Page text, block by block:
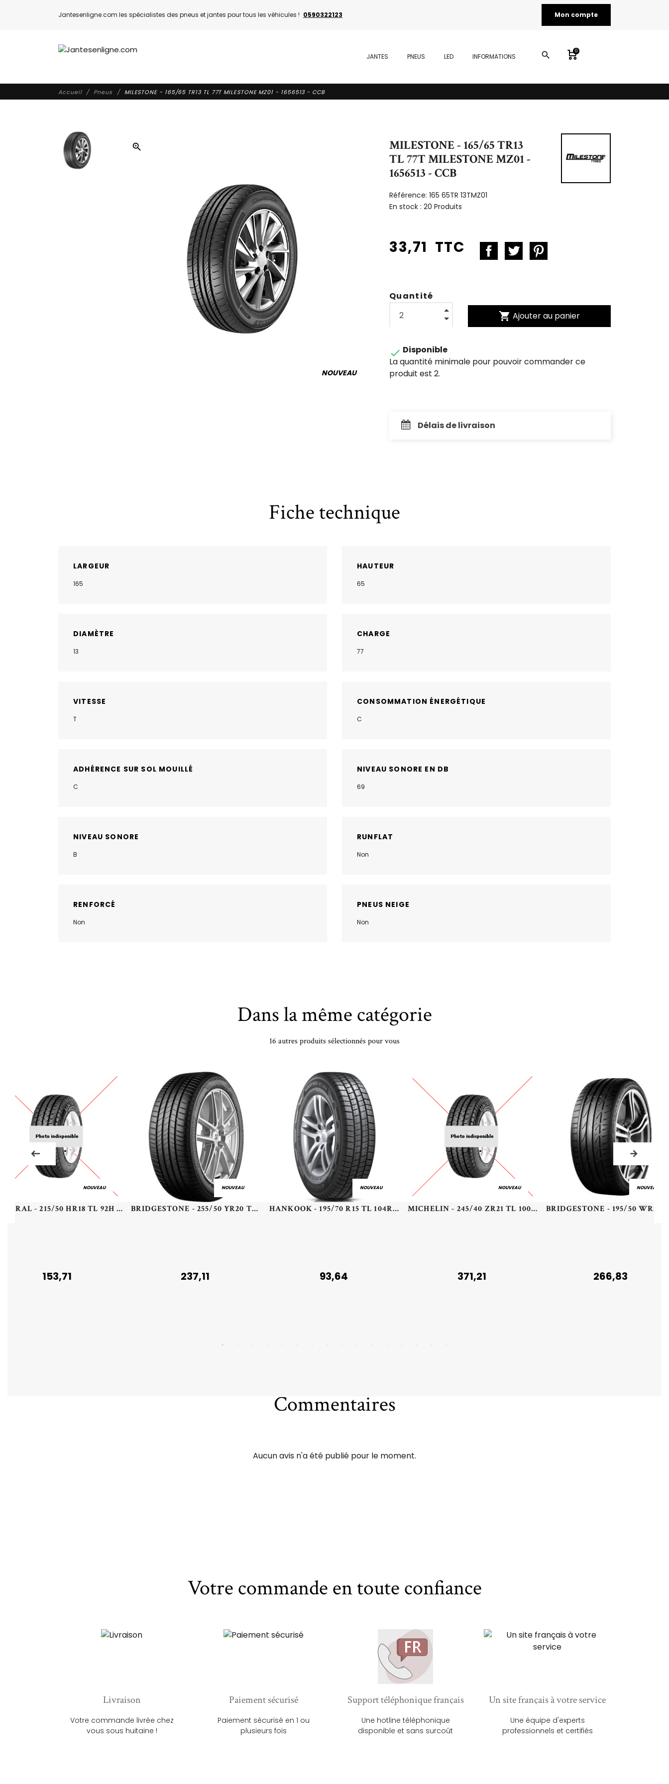
Jantesenligne.com les spécialistes des pneus et jantes pour tous les véhicules ! 0590322123 Mon compte
JANTES PNEUS LED INFORMATIONS search 0
Accueil Pneus MILESTONE - 165/65 TR13 TL 77T MILESTONE MZ01 - 1656513 - CCB
zoom_in
NOUVEAU
MILESTONE - 165/65 TR13
TL 77T MILESTONE MZ01 -
1656513 - CCB
Référence: 165 65TR 13TMZ01
En stock : 20 Produits
33,71 TTC
Quantité
shopping_cart Ajouter au panier
 Disponible
La quantité minimale pour pouvoir commander ce
produit est 2.
Délais de livraison
Fiche technique
LARGEUR
165
HAUTEUR
65
DIAMÈTRE
13
CHARGE
77
VITESSE
T
CONSOMMATION ÉNERGÉTIQUE
C
ADHÉRENCE SUR SOL MOUILLÉ
C
NIVEAU SONORE EN DB
69
NIVEAU SONORE
B
RUNFLAT
Non
RENFORCÉ
Non
PNEUS NEIGE
Non
Dans la même catégorie
16 autres produits sélectionnés pour vous
NOUVEAU
GENERAL - 215/50 HR18 TL 92H GE GRABBER CROSS AS FR - 2155018 - CCB
153,71
NOUVEAU
BRIDGESTONE - 255/50 YR20 TL 109Y BR TURANZA 6 XL - 2555020 - AAB
237,11
NOUVEAU
HANKOOK - 195/70 R15 TL 104R HA RA30 VANTRA ST AS2 - 1957015 - DCB
93,64
NOUVEAU
MICHELIN - 245/40 ZR21 TL 100Y MI SPORT 4 S A39 XL - 2454021 - CBB
371,21
NOUVEAU
266,83
Commentaires
Aucun avis n'a été publié pour le moment.
Votre commande en toute confiance
Livraison
Votre commande livrée chez
vous sous huitaine !
Paiement sécurisé
Paiement sécurisé en 1 ou
plusieurs fois
Support téléphonique français
Une hotline téléphonique
disponible et sans surcoût
Un site français à votre service
Une équipe d'experts
professionnels et certifiés